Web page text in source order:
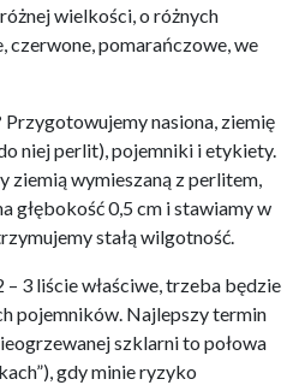
wielkości, o różnych
czerwone, pomarańczowe, we
Przygotowujemy nasiona, ziemię
niej perlit), pojemniki i etykiety.
ziemią wymieszaną z perlitem,
głębokość 0,5 cm i stawiamy w
stałą wilgotność.
– 3 liście właściwe, trzeba będzie
pojemników. Najlepszy termin
szklarni to połowa
gdy minie ryzyko